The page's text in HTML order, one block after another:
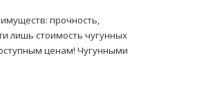
прочность,
лишь стоимость чугунных
ценам! Чугунными